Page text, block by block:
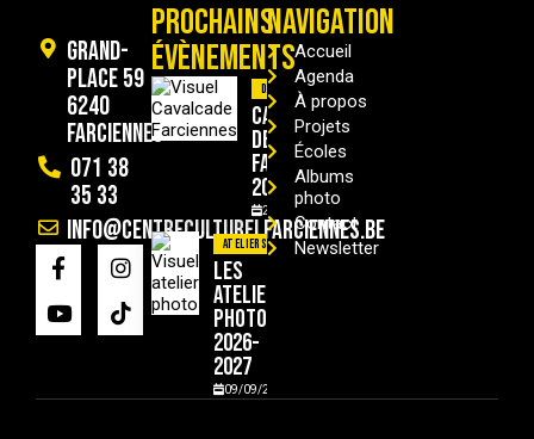
Grand-
Place 59
6240
Farciennes
071 38
35 33
info@centreculturelfarciennes.be
PROCHAINS
ÉVÈNEMENTS
Divers
Cavalcade
de
Farciennes
2026
29/08/2026
Ateliers
Les
ateliers
photo
2026-
2027
09/09/2026
NAVIGATION
Accueil
Agenda
À propos
Projets
Écoles
Albums
photo
Contact
Newsletter